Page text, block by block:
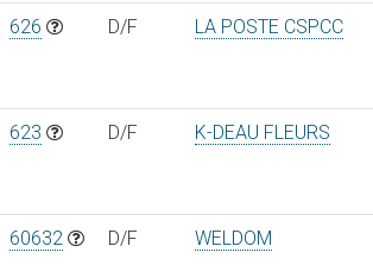
626 D/F LA POSTE CSPCC
623 D/F K-DEAU FLEURS
60632 D/F WELDOM